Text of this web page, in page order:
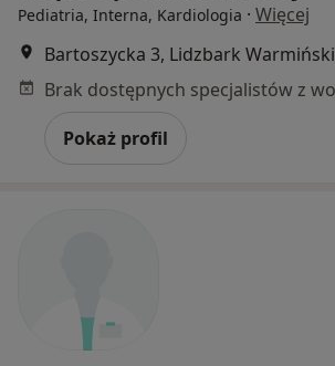
Pediatria, Interna, Kardiologia · Więcej
Bartoszycka 3, Lidzbark Warmiński
Pokaż profil